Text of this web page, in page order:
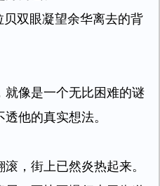
双眼凝望余华离去的背
就像是一个无比困难的谜
他的真实想法。
，街上已然炎热起来。